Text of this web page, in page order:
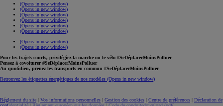
(Opens in new window)
(Opens in new window)
(Opens in new window)
(Opens in new window)
(Opens in new window)
(Opens in new window)
(Opens in new window)
(Opens in new window)
Pour les trajets courts, privilégiez la marche ou le vélo #SeDéplacerMoinsPolluer
Pensez à covoiturer #SeDéplacerMoinsPolluer
Au quotidien, prenez les transports en commun #SeDéplacerMoinsPolluer
Retrouvez les étiquettes énergétiques de nos modèles (Opens in new window)
Réglement du site | Vos informations personnelles | Gestion des cookies | Centre de préférences | Déclaration de